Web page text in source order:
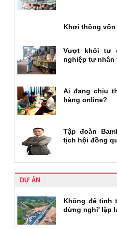
Khơi thông
Vượt khỏi tư
nghiệp tư nhân
Ai đang chịu
hàng online?
Tập đoàn
tịch hội đồng
DỰ ÁN
Không để tình
dừng nghỉ' lặp